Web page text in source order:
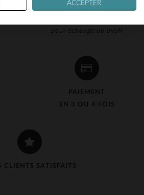
pour échange ou avoir
PAIEMENT
EN 3 OU 4 FOIS
CLIENTS SATISFAITS
ACCEPTER